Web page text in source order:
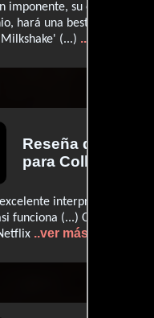
imponente, su enérgico
hará una bestial sesión
(...) ..ver más
Reseña de
para Collider
interpretación de
funciona (...) Otro producto
..ver más